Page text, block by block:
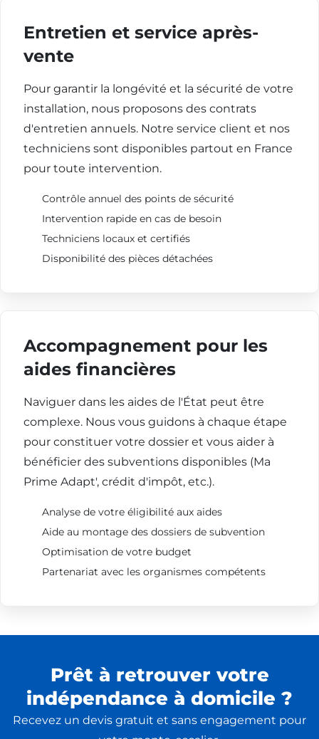
Entretien et service après-
vente
Pour garantir la longévité et la sécurité de votre
installation, nous proposons des contrats
d'entretien annuels. Notre service client et nos
techniciens sont disponibles partout en France
pour toute intervention.
Contrôle annuel des points de sécurité
Intervention rapide en cas de besoin
Techniciens locaux et certifiés
Disponibilité des pièces détachées
Accompagnement pour les
aides financières
Naviguer dans les aides de l'État peut être
complexe. Nous vous guidons à chaque étape
pour constituer votre dossier et vous aider à
bénéficier des subventions disponibles (Ma
Prime Adapt', crédit d'impôt, etc.).
Analyse de votre éligibilité aux aides
Aide au montage des dossiers de subvention
Optimisation de votre budget
Partenariat avec les organismes compétents
Prêt à retrouver votre
indépendance à domicile ?
Recevez un devis gratuit et sans engagement pour